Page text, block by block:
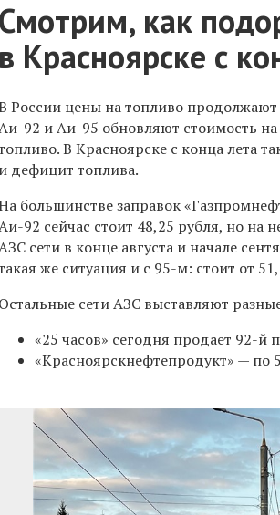
Смотрим, как
в Красноярске с
России цены на топливо
92 иАи-95 обновляют стоимость
В Красноярске с конца лета
и дефицит топлива.
большинстве заправок
92 сейчас стоит 48,25 рубля, но на
сети в конце августа и начале
же ситуация и с 95-м: стоит от
Остальные сети АЗС выставляют
«25 часов» сегодня продает 92-й
«Красноярскнефтепродукт» — по